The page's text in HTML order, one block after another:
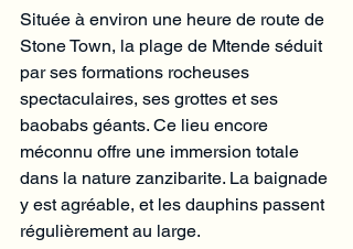
Située à environ une heure de route de
Stone Town, la plage de Mtende séduit
par ses formations rocheuses
spectaculaires, ses grottes et ses
baobabs géants. Ce lieu encore
méconnu offre une immersion totale
dans la nature zanzibarite. La baignade
y est agréable, et les dauphins passent
régulièrement au large.